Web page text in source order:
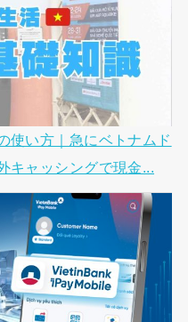
使い方｜急にベトナムド
キャッシングで現金...